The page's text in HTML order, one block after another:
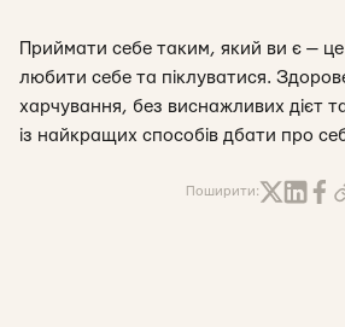
Приймати себе таким, який ви є —
любити себе та піклуватися.
харчування, без виснажливих дієт
із найкращих способів дбати про
Поширити: